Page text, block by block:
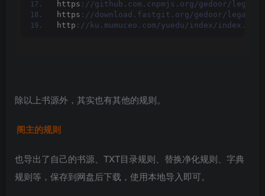
https ://github.com.cnpmjs.org/gedoor/
https ://download.fastgit.org/gedoor/legado/
http ://ku.mumuceo.com/yuedu/index/index.html
除以上书源外，其实也有其他的规则。
阁主的规则
也导出了自己的书源、TXT目录规则、替换净化规则、字典
规则等，保存到网盘后下载，使用本地导入即可。